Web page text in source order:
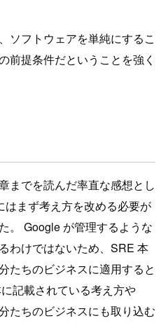
ソフトウェアを単純にするこ
前提条件だということを強く
までを読んだ率直な感想とし
まず考え方を改める必要が
。 Google が管理するような
わけではないため、SRE 本
たちのビジネスに適用すると
記載されている考え方や
たちのビジネスにも取り込む